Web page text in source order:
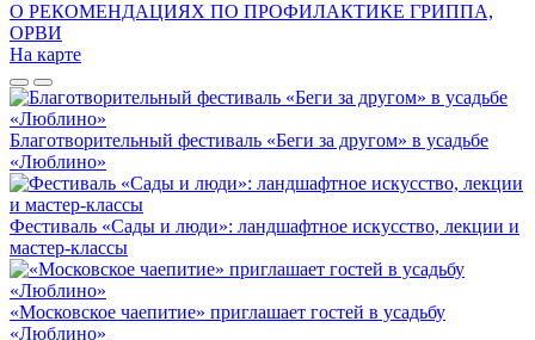
О РЕКОМЕНДАЦИЯХ ПО ПРОФИЛАКТИКЕ ГРИППА,
ОРВИ
На карте
Благотворительный фестиваль «Беги за другом» в усадьбе
«Люблино»
Фестиваль «Сады и люди»: ландшафтное искусство, лекции и
мастер-классы
«Московское чаепитие» приглашает гостей в усадьбу
«Люблино»